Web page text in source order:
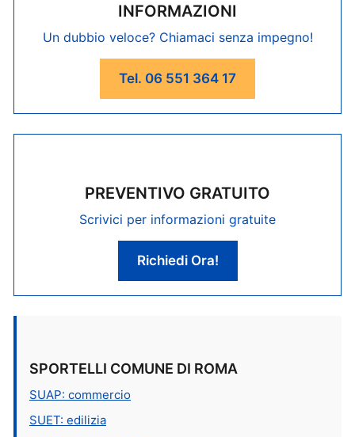
INFORMAZIONI
Un dubbio veloce? Chiamaci senza impegno!
Tel. 06 551 364 17
PREVENTIVO GRATUITO
Scrivici per informazioni gratuite
Richiedi Ora!
SPORTELLI COMUNE DI ROMA
SUAP: commercio
SUET: edilizia